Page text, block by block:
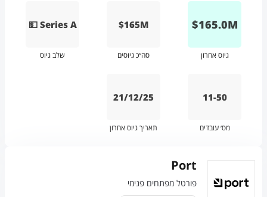
M
165.0
$
גיוס אחרון
$165M
סה״כ גיוסים
💵 Series A
שלב גיוס
11-50
מס׳ עובדים
21/12/25
תאריך גיוס אחרון
Port
פורטל מפתחים פנימי